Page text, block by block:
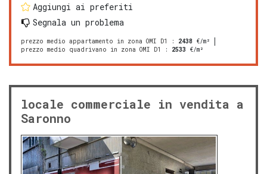
Aggiungi ai preferiti
Segnala un problema
prezzo medio appartamento in zona OMI D1 : 2438 €/m²
prezzo medio quadrivano in zona OMI D1
: 2533 €/m²
locale commerciale in vendita a
Saronno